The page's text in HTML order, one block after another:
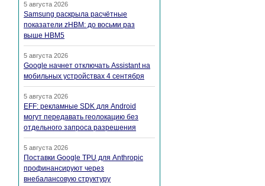
5 августа 2026
Samsung раскрыла расчётные
показатели zHBM: до восьми раз
выше HBM5
5 августа 2026
Google начнет отключать Assistant на
мобильных устройствах 4 сентября
5 августа 2026
EFF: рекламные SDK для Android
могут передавать геолокацию без
отдельного запроса разрешения
5 августа 2026
Поставки Google TPU для Anthropic
профинансируют через
внебалансовую структуру